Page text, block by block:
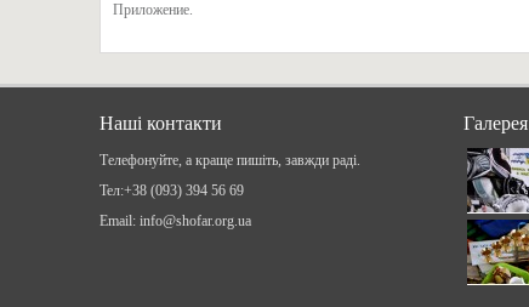
Приложение.
Наші контакти
Телефонуйте, а краще пишіть, завжди раді.
Teл:+38 (093) 394 56 69
Email: info@shofar.org.ua
Галерея